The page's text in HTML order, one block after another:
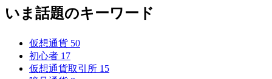
いま話題のキーワード
仮想通貨 50
初心者 17
仮想通貨取引所 15